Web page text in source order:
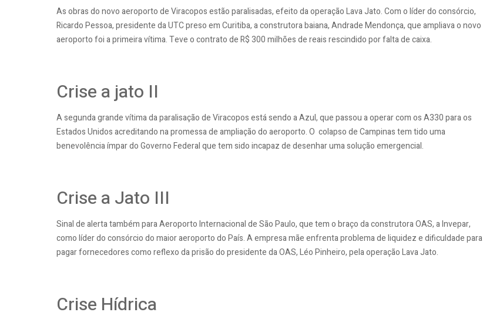
As obras do novo aeroporto de Viracopos estão paralisadas, efeito da operação Lava Jato. Com o líder do consórcio,
Ricardo Pessoa, presidente da UTC preso em Curitiba, a construtora baiana, Andrade Mendonça, que ampliava o novo
aeroporto foi a primeira vítima. Teve o contrato de R$ 300 milhões de reais rescindido por falta de caixa.
Crise a jato II
A segunda grande vítima da paralisação de Viracopos está sendo a Azul, que passou a operar com os A330 para os
Estados Unidos acreditando na promessa de ampliação do aeroporto. O colapso de Campinas tem tido uma
benevolência ímpar do Governo Federal que tem sido incapaz de desenhar uma solução emergencial.
Crise a Jato III
Sinal de alerta também para Aeroporto Internacional de São Paulo, que tem o braço da construtora OAS, a Invepar,
como líder do consórcio do maior aeroporto do País. A empresa mãe enfrenta problema de liquidez e dificuldade para
pagar fornecedores como reflexo da prisão do presidente da OAS, Léo Pinheiro, pela operação Lava Jato.
Crise Hídrica